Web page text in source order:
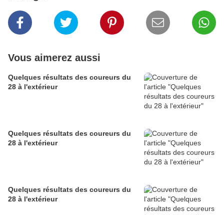
Vous aimerez aussi
Quelques résultats des coureurs du
28 à l'extérieur
Quelques résultats des coureurs du
28 à l'extérieur
Quelques résultats des coureurs du
28 à l'extérieur